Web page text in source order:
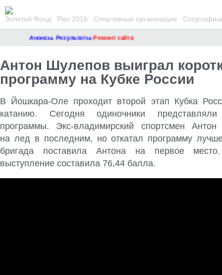
Золотой Фонд Рио-2016 Спортивные организации
Анонсы. Результаты.Ремонт сайта
Антон Шулепов выиграл
программу на Кубке России
В Йошкара-Оле проходит второй этап Кубка
катанию. Сегодня одиночники
программы. Экс-владимирский спортсмен
на лед в последним, но откатал программу
бригада поставила Антона на первое
выступление составила 76,44 балла.